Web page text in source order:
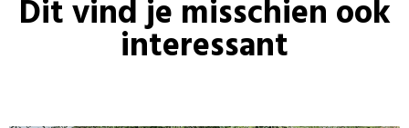
Dit vind je misschien ook
interessant